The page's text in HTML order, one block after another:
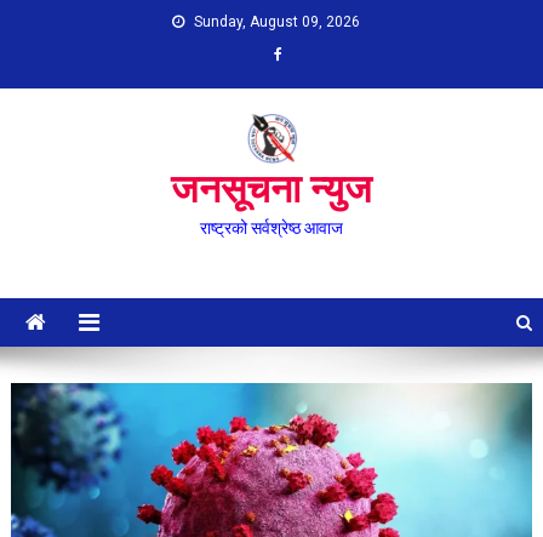
Sunday, August 09, 2026
जनसूचना न्युज
राष्ट्रको सर्वश्रेष्ठ आवाज